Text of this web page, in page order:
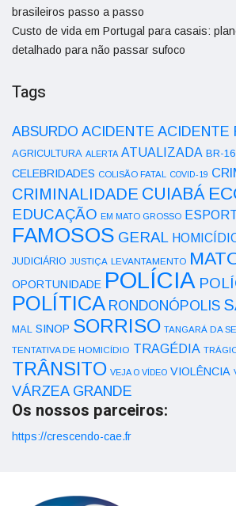
brasileiros passo a passo
Custo de vida em Portugal para casais:
detalhado para não passar sufoco
Tags
ABSURDO ACIDENTE ACIDENTE
AGRICULTURA ALERTA ATUALIZADA BR-
CELEBRIDADES COLISÃO FATAL COVID-19
CRIMINALIDADE CUIABÁ
EDUCAÇÃO EM MATO GROSSO
FAMOSOS GERAL
JUDICIÁRIO JUSTIÇA LEVANTAMENTO
OPORTUNIDADE POLÍCIA
POLÍTICA RONDONÓPOLIS
MAL SINOP SORRISO TANGARÁ DA
TENTATIVA DE HOMICÍDIO TRAGÉDIA
TRÂNSITO VEJA O VÍDEO VIOLÊNCIA
VÁRZEA GRANDE
Os nossos parceiros:
https://crescendo-cae.fr